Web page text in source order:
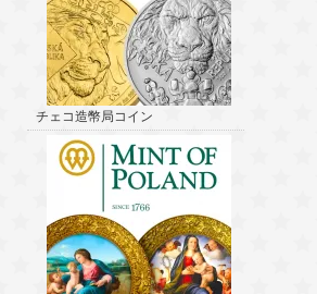
チェコ造幣局コイン